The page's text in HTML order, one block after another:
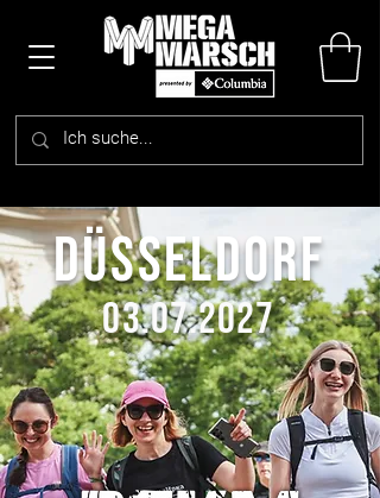
DÜSSELDORF
03.07.2027